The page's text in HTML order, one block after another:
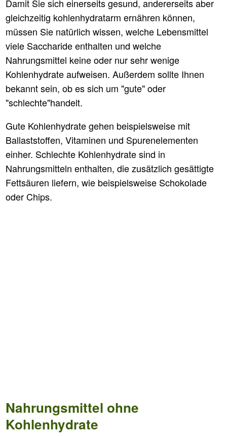
Damit Sie sich einerseits gesund, andererseits aber
gleichzeitig kohlenhydratarm ernähren können,
müssen Sie natürlich wissen, welche Lebensmittel
viele Saccharide enthalten und welche
Nahrungsmittel keine oder nur sehr wenige
Kohlenhydrate aufweisen. Außerdem sollte Ihnen
bekannt sein, ob es sich um "gute" oder
"schlechte"handelt.
Gute Kohlenhydrate gehen beispielsweise mit
Ballaststoffen, Vitaminen und Spurenelementen
einher. Schlechte Kohlenhydrate sind in
Nahrungsmitteln enthalten, die zusätzlich gesättigte
Fettsäuren liefern, wie beispielsweise Schokolade
oder Chips.
Nahrungsmittel ohne
Kohlenhydrate